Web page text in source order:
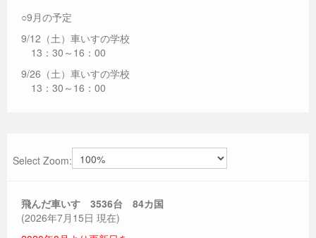
○9月の予定
9/12（土）車いすの学校
13：30～16：00
9/26（土）車いすの学校
13：30～16：00
Select Zoom:
飛んだ車いす 3536台 84カ国
(2026年7月15日 現在)